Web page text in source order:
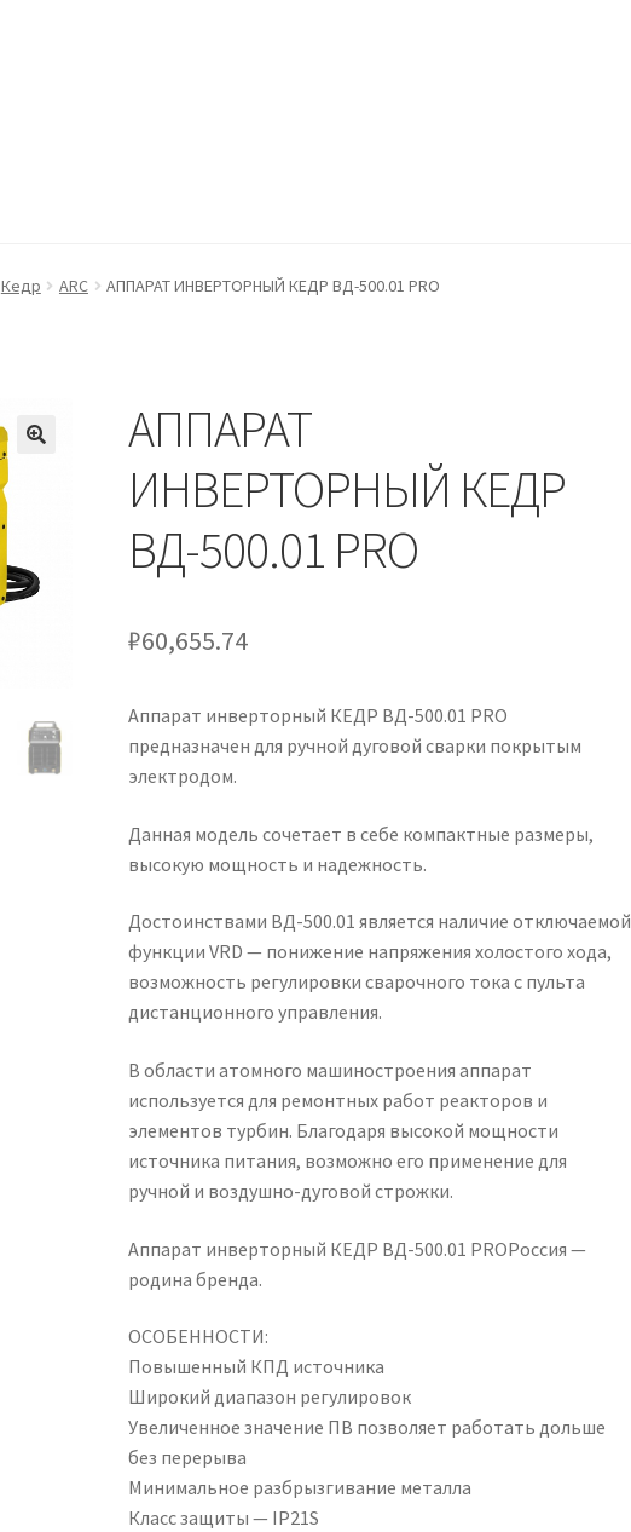
Мой аккаунт Оформление заказа Пример страницы
Кедр ARC АППАРАТ ИНВЕРТОРНЫЙ КЕДР ВД-500.01 PRO
АППАРАТ
ИНВЕРТОРНЫЙ КЕДР
ВД-500.01 PRO
₽60,655.74
Аппарат инверторный КЕДР ВД-500.01 PRO
предназначен для ручной дуговой сварки покрытым
электродом.
Данная модель сочетает в себе компактные размеры,
высокую мощность и надежность.
Достоинствами ВД-500.01 является наличие отключаемой
функции VRD — понижение напряжения холостого хода,
возможность регулировки сварочного тока с пульта
дистанционного управления.
В области атомного машиностроения аппарат
используется для ремонтных работ реакторов и
элементов турбин. Благодаря высокой мощности
источника питания, возможно его применение для
ручной и воздушно-дуговой строжки.
Аппарат инверторный КЕДР ВД-500.01 PROРоссия —
родина бренда.
ОСОБЕННОСТИ:
Повышенный КПД источника
Широкий диапазон регулировок
Увеличенное значение ПВ позволяет работать дольше
без перерыва
Минимальное разбрызгивание металла
Класс защиты — IP21S